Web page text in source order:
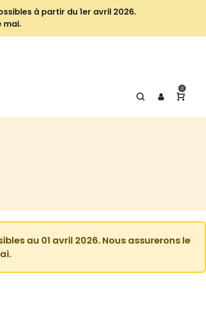
à partir du 1er avril 2026.
mai.
0
au 01 avril 2026. Nous assurerons le